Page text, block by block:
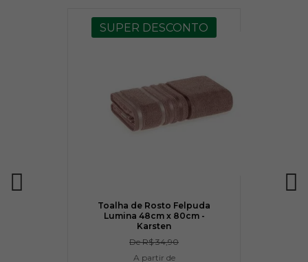
SUPER DESCONTO
Toalha de Rosto Felpuda
Lumina 48cm x 80cm -
Karsten
DeR$ 34,90